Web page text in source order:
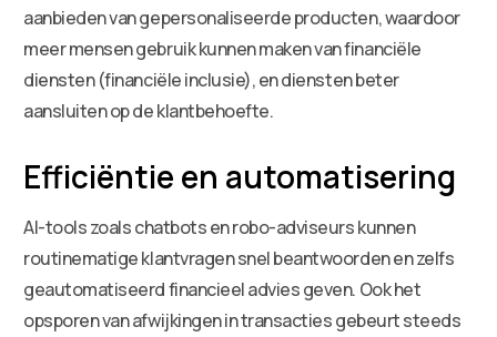
aanbieden van gepersonaliseerde producten, waardoor
meer mensen gebruik kunnen maken van financiële
diensten (financiële inclusie), en diensten beter
aansluiten op de klantbehoefte.
Efficiëntie en automatisering
AI-tools zoals chatbots en robo-adviseurs kunnen
routinematige klantvragen snel beantwoorden en zelfs
geautomatiseerd financieel advies geven. Ook het
opsporen van afwijkingen in transacties gebeurt steeds